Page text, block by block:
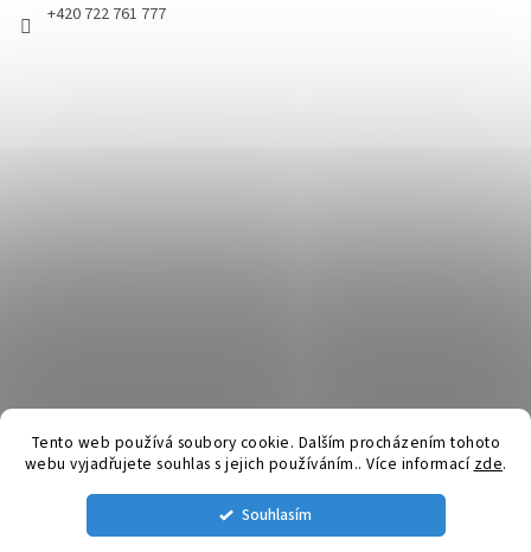
Tento web používá soubory cookie. Dalším procházením tohoto
webu vyjadřujete souhlas s jejich používáním.. Více informací zde.
Souhlasím
+420 722 761 777